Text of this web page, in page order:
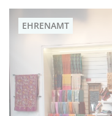
teilentwittern teilen teilen
EHRENAMT